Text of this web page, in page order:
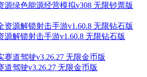
源绿色能源经营模拟v308 无限钞票版
源解锁射击手游v1.60.8 无限钻石版
道驾驶v3.26.27 无限金币版